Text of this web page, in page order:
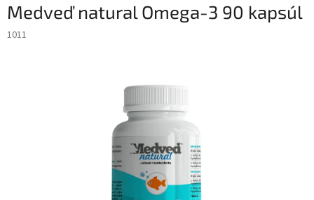
Medveď natural Omega-3 90 kapsúl
1011